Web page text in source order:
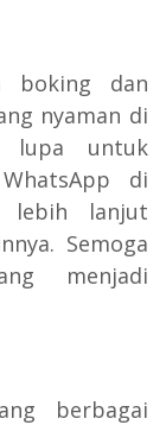
boking dan
nyaman di
lupa untuk
di
lebih lanjut
Semoga
menjadi
berbagai